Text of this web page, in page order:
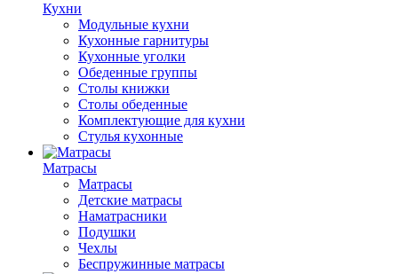
Кухни
Модульные кухни
Кухонные гарнитуры
Кухонные уголки
Обеденные группы
Столы книжки
Столы обеденные
Комплектующие для кухни
Стулья кухонные
Матрасы
Матрасы
Детские матрасы
Наматрасники
Подушки
Чехлы
Беспружинные матрасы